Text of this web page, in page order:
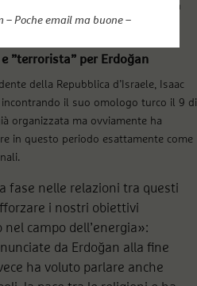
stia ricucendo i suoi rapporti con
”terrorista” per Erdoğan
della Repubblica d’Israele, Isaac
incontrando il suo omologo turco il 9 di
organizzata ma ovviamente ha
in questo periodo esattamente come
fase nelle relazioni tra questi
i nostri obiettivi
campo dell’energia»:
da Erdoğan alla fine
ha voluto parlare anche
– Poche email ma buone –